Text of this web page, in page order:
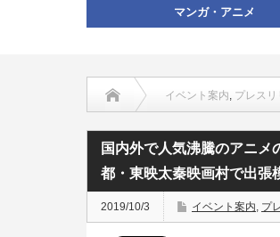
マンガ・アニメ
イベント案内, プレスリ
国内外で人気沸騰のアニメの劇場
国内外で人気沸騰のアニ
都・東映太秦映画村で出張
2019/10/3 イベント案内, プ